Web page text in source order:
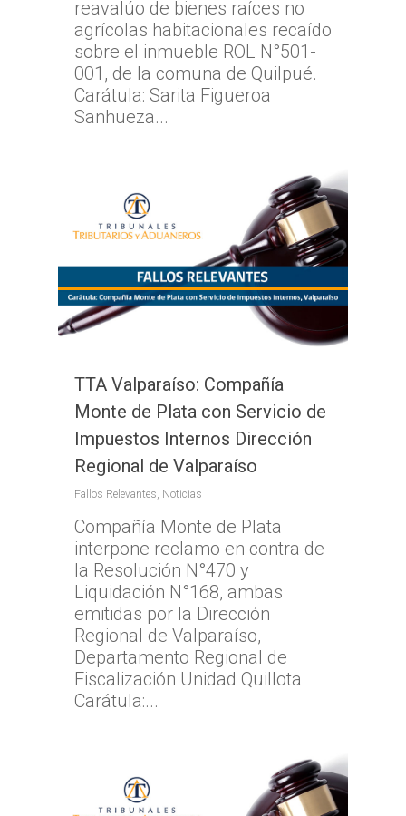
reavalúo de bienes raíces no
agrícolas habitacionales recaído
sobre el inmueble ROL N°501-
001, de la comuna de Quilpué.
Carátula: Sarita Figueroa
Sanhueza...
TTA Valparaíso: Compañía
Monte de Plata con Servicio de
Impuestos Internos Dirección
Regional de Valparaíso
Fallos Relevantes, Noticias
Compañía Monte de Plata
interpone reclamo en contra de
la Resolución N°470 y
Liquidación N°168, ambas
emitidas por la Dirección
Regional de Valparaíso,
Departamento Regional de
Fiscalización Unidad Quillota
Carátula:...